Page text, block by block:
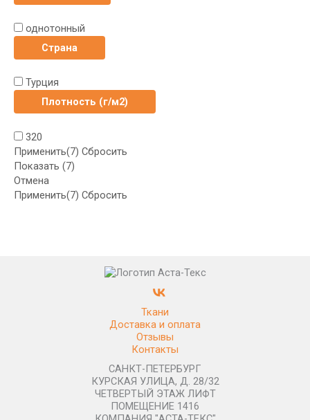
однотонный
Страна
Турция
Плотность (г/м2)
320
Применить(7) Сбросить
Показать (7)
Отмена
Применить(7) Сбросить
Ткани
Доставка и оплата
Отзывы
Контакты
САНКТ-ПЕТЕРБУРГ
КУРСКАЯ УЛИЦА, Д. 28/32
ЧЕТВЕРТЫЙ ЭТАЖ ЛИФТ
ПОМЕЩЕНИЕ 1416